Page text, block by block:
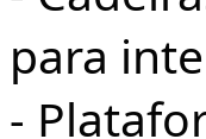
para
-